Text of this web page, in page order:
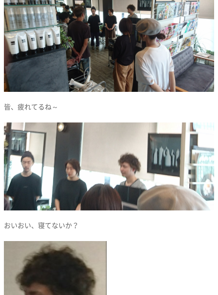
皆、疲れてるね～
おいおい、寝てないか？